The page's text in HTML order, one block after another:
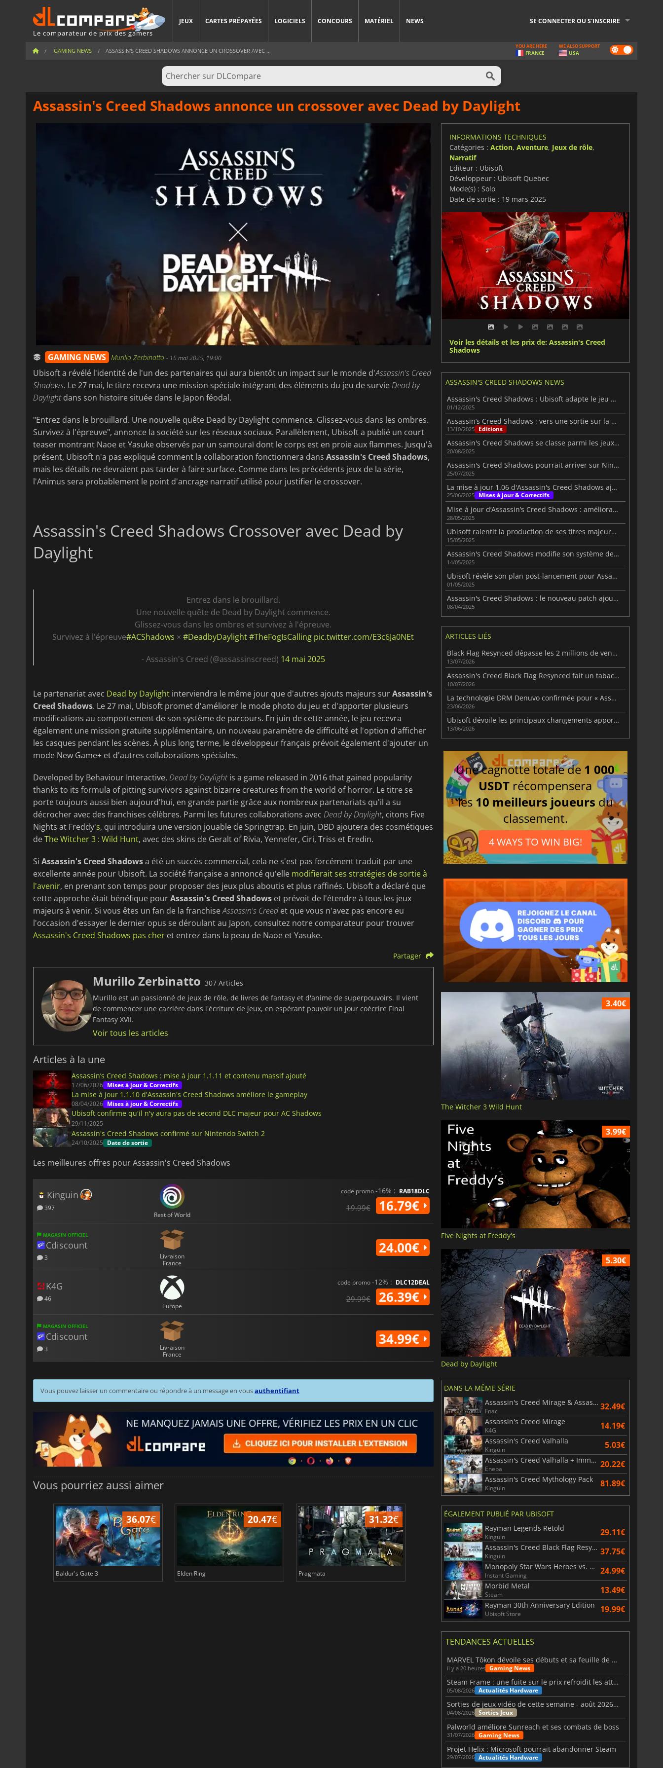
Le comparateur de prix des gamers
JEUX CARTES PRÉPAYÉES LOGICIELS CONCOURS MATÉRIEL NEWS SE CONNECTER OU S'INSCRIRE
GAMING NEWS ASSASSIN'S CREED SHADOWS ANNONCE UN CROSSOVER AVEC ... Dark
mode
YOU ARE HERE
FRANCE
WE ALSO SUPPORT
USA
Assassin's Creed Shadows annonce un crossover avec Dead by Daylight
GAMING NEWS Murillo Zerbinatto - 15 mai 2025, 19:00
Ubisoft a révélé l'identité de l'un des partenaires qui aura bientôt un impact sur le monde d'Assassin's Creed
Shadows. Le 27 mai, le titre recevra une mission spéciale intégrant des éléments du jeu de survieDead by
Daylightdans son histoire située dans le Japon féodal.
"Entrez dans le brouillard. Une nouvelle quête Dead by Daylight commence. Glissez-vous dans les ombres.
Survivez à l'épreuve", annonce la société sur les réseaux sociaux. Parallèlement, Ubisoft a publié un court
teaser montrant Naoe et Yasuke observés par un samouraï dont le corps est en proie aux flammes. Jusqu'à
présent, Ubisoft n'a pas expliqué comment la collaboration fonctionnera dans Assassin's Creed Shadows,
mais les détails ne devraient pas tarder à faire surface. Comme dans les précédents jeux de la série,
l'Animus sera probablement le point d'ancrage narratif utilisé pour justifier le crossover.
Assassin's Creed Shadows Crossover avec Dead by
Daylight
Entrez dans le brouillard.
Une nouvelle quête de Dead by Daylight commence.
Glissez-vous dans les ombres et survivez à l'épreuve.
Survivez à l'épreuve#ACShadows ×#DeadbyDaylight#TheFogIsCalling pic.twitter.com/E3c6Ja0NEt
- Assassin's Creed (@assassinscreed) 14 mai 2025
Le partenariat avec Dead by Daylight interviendra le même jour que d'autres ajouts majeurs surAssassin's
Creed Shadows. Le 27 mai, Ubisoft promet d'améliorer le mode photo du jeu et d'apporter plusieurs
modifications au comportement de son système de parcours. En juin de cette année, le jeu recevra
également une mission gratuite supplémentaire, un nouveau paramètre de difficulté et l'option d'afficher
les casques pendant les scènes. À plus long terme, le développeur français prévoit également d'ajouter un
mode New Game+ et d'autres collaborations spéciales.
Developed by Behaviour Interactive, Dead by Daylightis a game released in 2016 that gained popularity
thanks to its formula of pitting survivors against bizarre creatures from the world of horror. Le titre se
porte toujours aussi bien aujourd'hui, en grande partie grâce aux nombreux partenariats qu'il a su
décrocher avec des franchises célèbres. Parmi les futures collaborations avec Dead by Daylight, citons Five
Nights at Freddy's, qui introduira une version jouable de Springtrap. En juin, DBD ajoutera des cosmétiques
deThe Witcher 3 : Wild Hunt, avec des skins de Geralt of Rivia, Yennefer, Ciri, Triss et Eredin.
Si Assassin's Creed Shadowsa été un succès commercial, cela ne s'est pas forcément traduit par une
excellente année pour Ubisoft. La société française a annoncé qu'elle modifierait ses stratégies de sortie à
l'avenir, en prenant son temps pour proposer des jeux plus aboutis et plus raffinés. Ubisoft a déclaré que
cette approche était bénéfique pourAssassin's Creed Shadows et prévoit de l'étendre à tous les jeux
majeurs à venir. Si vous êtes un fan de la franchiseAssassin's Creedet que vous n'avez pas encore eu
l'occasion d'essayer le dernier opus se déroulant au Japon, consultez notre comparateur pour trouver
Assassin's Creed Shadows pas cher et entrez dans la peau de Naoe et Yasuke.
Partager
Murillo Zerbinatto 307 Articles
Murillo est un passionné de jeux de rôle, de livres de fantasy et d'anime de superpouvoirs. Il vient
de commencer une carrière dans l'écriture de jeux, en espérant pouvoir un jour coécrire Final
Fantasy XVII.
Voir tous les articles
Articles à la une
Assassin’s Creed Shadows : mise à jour 1.1.11 et contenu massif ajouté
17/06/2026 Mises à jour & Correctifs
La mise à jour 1.1.10 d'Assassin's Creed Shadows améliore le gameplay
08/04/2026 Mises à jour & Correctifs
Ubisoft confirme qu'il n'y aura pas de second DLC majeur pour AC Shadows
29/11/2025
Assassin's Creed Shadows confirmé sur Nintendo Switch 2
24/10/2025 Date de sortie
Les meilleures offres pour Assassin's Creed Shadows
Kinguin
397
Rest of World
code promo-16% : RAB18DLC
19.99€ 16.79€
MAGASIN OFFICIEL
Cdiscount
3
Livraison
France
24.00€
K4G
46
Europe
code promo-12% : DLC12DEAL
29.99€ 26.39€
MAGASIN OFFICIEL
Cdiscount
3
Livraison
France
34.99€
Vous pouvez laisser un commentaire ou répondre à un message en vousauthentifiant
Vous pourriez aussi aimer
36.07€
Baldur's Gate 3
20.47€
Elden Ring
31.32€
Pragmata
6.75€
Total War WARHAMMER 3
INFORMATIONS TECHNIQUES
Catégories : Action, Aventure, Jeux de rôle,
Narratif
Editeur : Ubisoft
Développeur : Ubisoft Quebec
Mode(s) : Solo
Date de sortie : 19 mars 2025
Voir les détails et les prix de: Assassin's Creed
Shadows
ASSASSIN'S CREED SHADOWS NEWS
Assassin's Creed Shadows : Ubisoft adapte le jeu à la Nintendo Switch 2
01/12/2025
Assassin’s Creed Shadows : vers une sortie sur la Switch 2 ?
13/10/2025 Editions
Assassin's Creed Shadows se classe parmi les jeux les plus vendus en Europe en 2025
20/08/2025
Assassin's Creed Shadows pourrait arriver sur Nintendo Switch 2
25/07/2025
La mise à jour 1.06 d'Assassin's Creed Shadows ajoute le mode Cauchemar
25/06/2025 Mises à jour & Correctifs
Mise à jour d’Assassin’s Creed Shadows : améliorations majeures
28/05/2025
Ubisoft ralentit la production de ses titres majeurs pour les années à venir
15/05/2025
Assassin's Creed Shadows modifie son système de parkour pour innover
14/05/2025
Ubisoft révèle son plan post-lancement pour Assassin's Creed Shadows
01/05/2025
Assassin's Creed Shadows : le nouveau patch ajoute des fonctions très attendues
08/04/2025
ARTICLES LIÉS
Black Flag Resynced dépasse les 2 millions de ventes
13/07/2026
Assassin's Creed Black Flag Resynced fait un tabac sur Steam
10/07/2026
La technologie DRM Denuvo confirmée pour « Assassin's Creed Black Flag Resynced »
23/06/2026
Ubisoft dévoile les principaux changements apportés à la version « Resynced » d'Assassin's Creed Black Flag
13/06/2026
Une cagnotte totale de 1 000
USDT récompensera
les 10 meilleurs joueurs du
classement.
4 WAYS TO WIN BIG!
3.40€
The Witcher 3 Wild Hunt
3.99€
Five Nights at Freddy's
5.30€
Dead by Daylight
DANS LA MÊME SÉRIE
Assassin's Creed Mirage & Assassin's Creed Valhalla Bundle
Fnac 32.49€
Assassin's Creed Mirage
K4G 14.19€
Assassin's Creed Valhalla
Kinguin 5.03€
Assassin's Creed Valhalla + Immortals Fenyx Rising Bundle
Eneba 20.22€
Assassin's Creed Mythology Pack
Kinguin 81.89€
ÉGALEMENT PUBLIÉ PAR UBISOFT
Rayman Legends Retold
Kinguin 29.11€
Assassin's Creed Black Flag Resynced
Kinguin 37.75€
Monopoly Star Wars Heroes vs. Villains
Instant Gaming 24.99€
Morbid Metal
Steam 13.49€
Rayman 30th Anniversary Edition
Ubisoft Store 19.99€
TENDANCES ACTUELLES
MARVEL Tōkon dévoile ses débuts et sa feuille de route
il y a 20 heures Gaming News
Steam Frame : une fuite sur le prix refroidit les attentes VR
05/08/2026 Actualités Hardware
Sorties de jeux vidéo de cette semaine - août 2026 (semaine 32)
04/08/2026 Sorties Jeux
Palworld améliore Sunreach et ses combats de boss
31/07/2026 Gaming News
Projet Helix : Microsoft pourrait abandonner Steam
29/07/2026 Actualités Hardware